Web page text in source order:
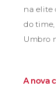
na elite
do
Umbro
A nova